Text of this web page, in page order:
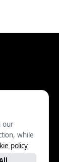
|
30
our
while
policy